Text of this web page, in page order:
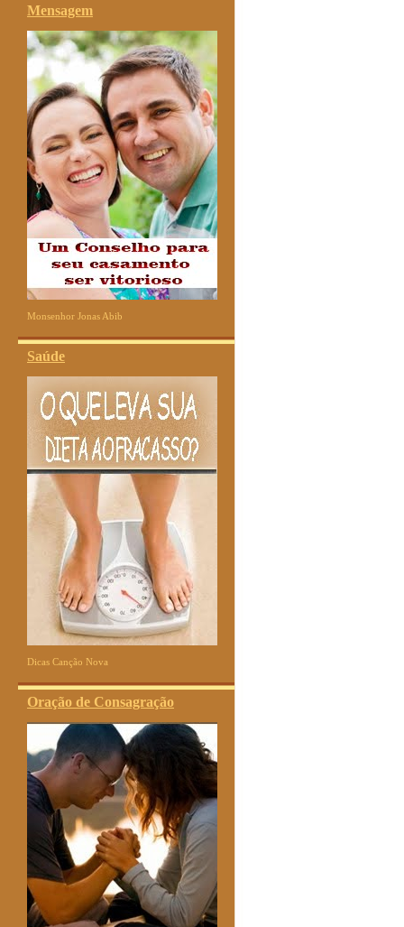
Mensagem
Monsenhor Jonas Abib
Saúde
Dicas Canção Nova
Oração de Consagração